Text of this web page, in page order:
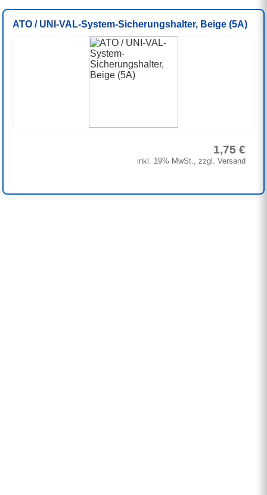
ATO / UNI-VAL-System-Sicherungshalter, Beige (5A)
1,75 €
inkl. 19% MwSt., zzgl. Versand